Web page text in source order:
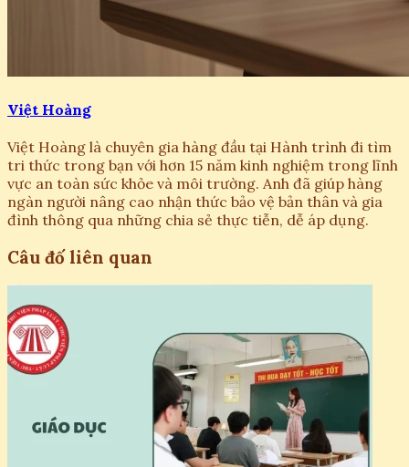
Việt Hoàng
Việt Hoàng là chuyên gia hàng đầu tại Hành trình đi tìm
tri thức trong bạn với hơn 15 năm kinh nghiệm trong lĩnh
vực an toàn sức khỏe và môi trường. Anh đã giúp hàng
ngàn người nâng cao nhận thức bảo vệ bản thân và gia
đình thông qua những chia sẻ thực tiễn, dễ áp dụng.
Câu đố liên quan